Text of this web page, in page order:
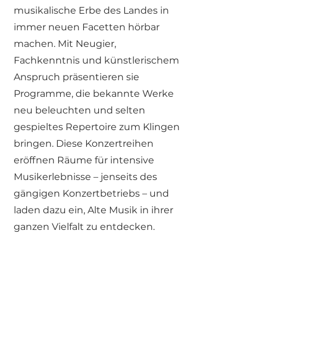
musikalische Erbe des Landes in
immer neuen Facetten hörbar
machen. Mit Neugier,
Fachkenntnis und künstlerischem
Anspruch präsentieren sie
Programme, die bekannte Werke
neu beleuchten und selten
gespieltes Repertoire zum Klingen
bringen. Diese Konzertreihen
eröffnen Räume für intensive
Musikerlebnisse – jenseits des
gängigen Konzertbetriebs – und
laden dazu ein, Alte Musik in ihrer
ganzen Vielfalt zu entdecken.